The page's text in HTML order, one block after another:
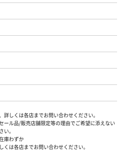
しくは各店までお問い合わせください。
ル品/販売店舗限定等の理由でご希望に添えない
い。
庫わずか
は各店までお問い合わせください。